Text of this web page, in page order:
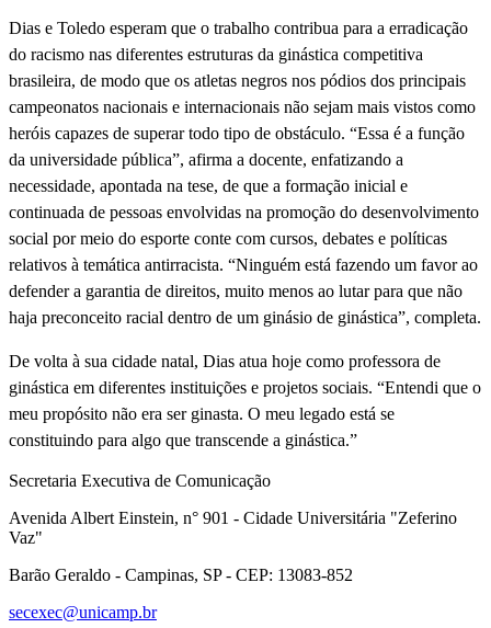
Dias e Toledo esperam que o trabalho contribua para a erradicação
do racismo nas diferentes estruturas da ginástica competitiva
brasileira, de modo que os atletas negros nos pódios dos principais
campeonatos nacionais e internacionais não sejam mais vistos como
heróis capazes de superar todo tipo de obstáculo. “Essa é a função
da universidade pública”, afirma a docente, enfatizando a
necessidade, apontada na tese, de que a formação inicial e
continuada de pessoas envolvidas na promoção do desenvolvimento
social por meio do esporte conte com cursos, debates e políticas
relativos à temática antirracista. “Ninguém está fazendo um favor ao
defender a garantia de direitos, muito menos ao lutar para que não
haja preconceito racial dentro de um ginásio de ginástica”, completa.
De volta à sua cidade natal, Dias atua hoje como professora de
ginástica em diferentes instituições e projetos sociais. “Entendi que o
meu propósito não era ser ginasta. O meu legado está se
constituindo para algo que transcende a ginástica.”
Secretaria Executiva de Comunicação
Avenida Albert Einstein, n° 901 - Cidade Universitária "Zeferino
Vaz"
Barão Geraldo - Campinas, SP - CEP: 13083-852
secexec@unicamp.br